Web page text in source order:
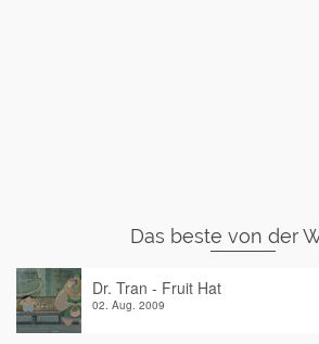
Das beste von der
Dr. Tran - Fruit Hat
02. Aug. 2009